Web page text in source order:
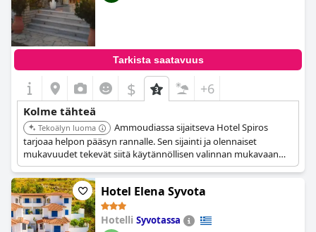
Tarkista saatavuus
$ +6
Kolme tähteä
Tekoälyn luoma
Ammoudiassa sijaitseva Hotel Spiros
tarjoaa helpon pääsyn rannalle. Sen sijainti ja olennaiset
mukavuudet tekevät siitä käytännöllisen valinnan mukavaan
oleskeluun.
Hotel Elena Syvota
Hotelli Syvotassa